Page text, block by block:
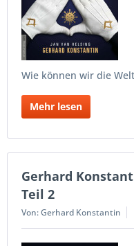
Wie können wir die
Mehr lesen
Gerhard
Teil 2
Von: Gerhard Konstantin